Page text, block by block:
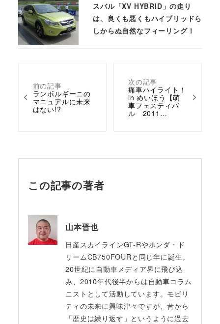
前の記事
ランボルギーニの
マニュアルに未来
はない!?
次の記事
痛車ハイライト！
in めいほう【萌
車フェスティバ
ル 2011…
スバル「XV HYBRID」の走り
は、良くも悪くもハイブリッドら
しからぬ自然なフィーリング！
この記事の著者
山本晋也
日産スカイラインGT-Rやホンダ・ド
リームCB750FOURと同じ年に誕生。
20世紀に自動車メディア界に飛び込
み、2010年代後半からは自動車コラム
ニストとして活動しています。モビリ
ティの未来に興味津々ですが、昔から
「歴史は繰り返す」というように過去